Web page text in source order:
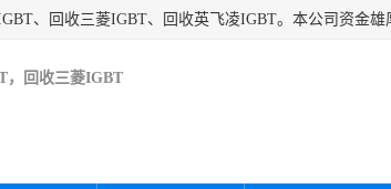
，回收三菱IGBT